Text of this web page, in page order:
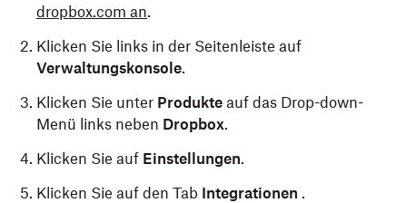
dropbox.com an.
Klicken Sie links in der Seitenleiste auf
Verwaltungskonsole.
Klicken Sie unter Produkte auf das Drop-down-
Menü links neben Dropbox.
Klicken Sie auf Einstellungen.
Klicken Sie auf den Tab Integrationen .